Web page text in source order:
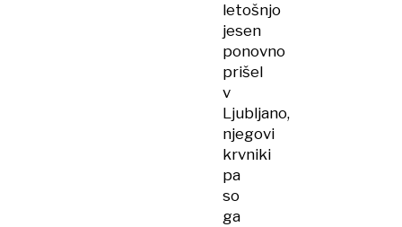
letošnjo
jesen
ponovno
prišel
v
Ljubljano,
njegovi
krvniki
pa
so
ga